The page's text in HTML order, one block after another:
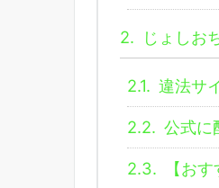
2. じょしお
2.1. 違法サ
2.2. 公式に
2.3. 【お